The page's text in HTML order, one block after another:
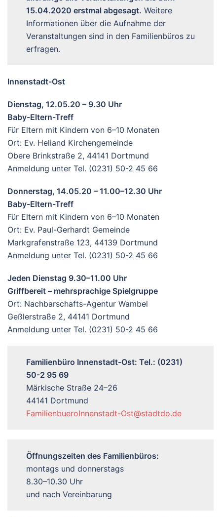
15.04.2020 erstmal abgesagt. Weitere
Informationen über die Aufnahme der
Veranstaltungen sind in den Familienbüros zu
erfragen.
Innenstadt-Ost
Dienstag, 12.05.20 – 9.30 Uhr
Baby-Eltern-Treff
Für Eltern mit Kindern von 6–10 Monaten
Ort: Ev. Heliand Kirchengemeinde
Obere Brinkstraße 2, 44141 Dortmund
Anmeldung unter Tel. (0231) 50-2 45 66
Donnerstag, 14.05.20 – 11.00–12.30 Uhr
Baby-Eltern-Treff
Für Eltern mit Kindern von 6–10 Monaten
Ort: Ev. Paul-Gerhardt Gemeinde
Markgrafenstraße 123, 44139 Dortmund
Anmeldung unter Tel. (0231) 50-2 45 66
Jeden Dienstag 9.30–11.00 Uhr
Griffbereit – mehrsprachige Spielgruppe
Ort: Nachbarschafts-Agentur Wambel
Geßlerstraße 2, 44141 Dortmund
Anmeldung unter Tel. (0231) 50-2 45 66
Familienbüro Innenstadt-Ost: Tel.: (0231)
50-2 95 69
Märkische Straße 24–26
44141 Dortmund
FamilienbueroInnenstadt-Ost@stadtdo.de
Öffnungszeiten des Familienbüros:
montags und donnerstags
8.30–10.30 Uhr
und nach Vereinbarung